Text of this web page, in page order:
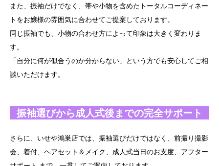
また、振袖だけでなく、帯や小物を含めたトータルコーディネー
トをお嬢様の雰囲気に合わせてご提案しております。
同じ振袖でも、小物の合わせ方によって印象は大きく変わりま
す。
「自分に何が似合うのか分からない」という方でも安心してご相
談いただけます。
振袖選びから成人式後までの完全サポート
さらに、いせや鴻巣店では、振袖選びだけではなく、前撮り撮影
会、着付、ヘアセット＆メイク、成人式当日のお支度、アフター